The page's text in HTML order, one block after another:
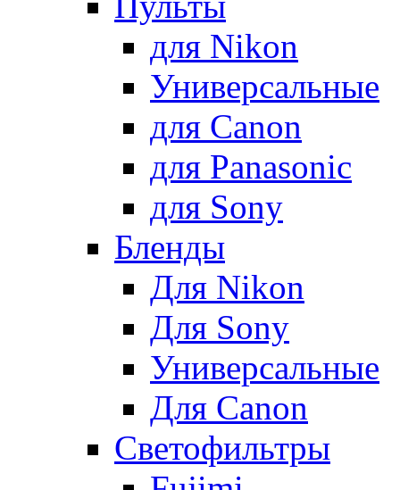
для Nikon
Универсальные
для Canon
для Panasonic
для Sony
Бленды
Для Nikon
Для Sony
Универсальные
Для Canon
Светофильтры